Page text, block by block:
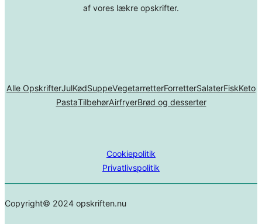
af vores lækre opskrifter.
Alle OpskrifterJulKødSuppeVegetarretterForretterSalaterFiskKeto
PastaTilbehørAirfryerBrød og desserter
Cookiepolitik
Privatlivspolitik
Copyright© 2024 opskriften.nu